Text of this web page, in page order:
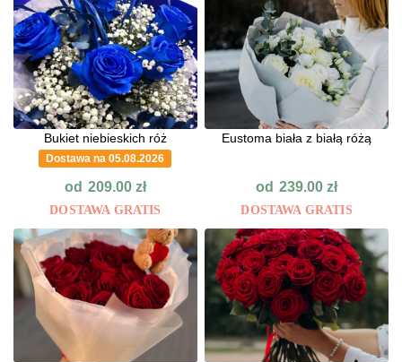
Bukiet niebieskich róż
Dostawa na 05.08.2026
od 209.00 zł
DOSTAWA GRATIS
Eustoma biała z białą różą
od 239.00zł
DOSTAWA GRATIS